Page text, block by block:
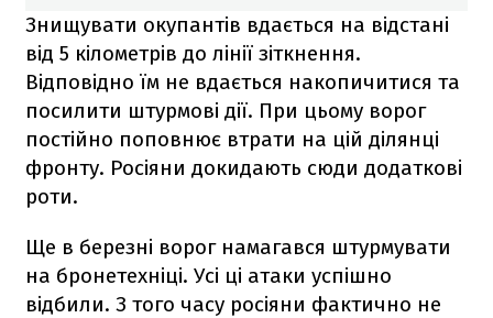
Знищувати окупантів вдається на відстані
від 5 кілометрів до лінії зіткнення.
Відповідно їм не вдається накопичитися та
посилити штурмові дії. При цьому ворог
постійно поповнює втрати на цій ділянці
фронту. Росіяни докидають сюди додаткові
роти.
Ще в березні ворог намагався штурмувати
на бронетехніці. Усі ці атаки успішно
відбили. З того часу росіяни фактично не